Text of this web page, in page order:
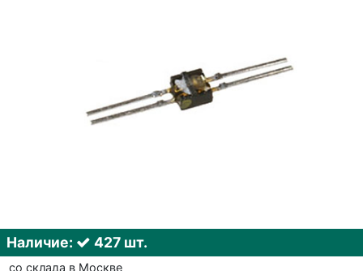
Наличие: 427 шт.
со склада в Москве